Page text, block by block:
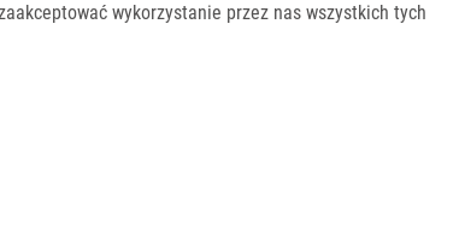
wykorzystanie przez nas wszystkich tych